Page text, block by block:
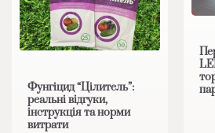
Фунгіцид “Цілитель”:
реальні відгуки,
інструкція та норми
витрати